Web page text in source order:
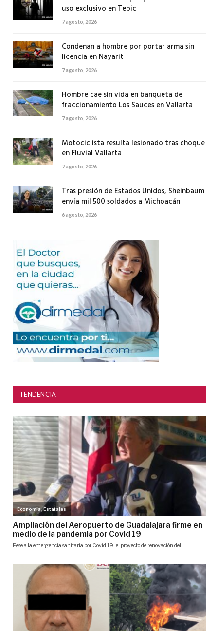
uso exclusivo en Tepic
7 agosto, 2026
Condenan a hombre por portar arma sin
licencia en Nayarit
7 agosto, 2026
Hombre cae sin vida en banqueta de
fraccionamiento Los Sauces en Vallarta
7 agosto, 2026
Motociclista resulta lesionado tras choque
en Fluvial Vallarta
7 agosto, 2026
Tras presión de Estados Unidos, Sheinbaum
envía mil 500 soldados a Michoacán
6 agosto, 2026
TENDENCIA